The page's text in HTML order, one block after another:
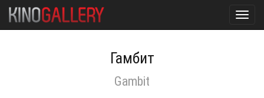
Гамбит
Gambit